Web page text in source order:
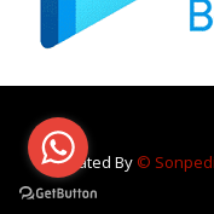
Created By ©